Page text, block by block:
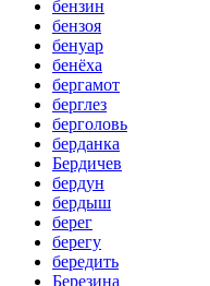
бензин
бензоя
бенуар
бенёха
бергамот
берглез
берголовь
берданка
Бердичев
бердун
бердыш
берег
берегу
бередить
Березина